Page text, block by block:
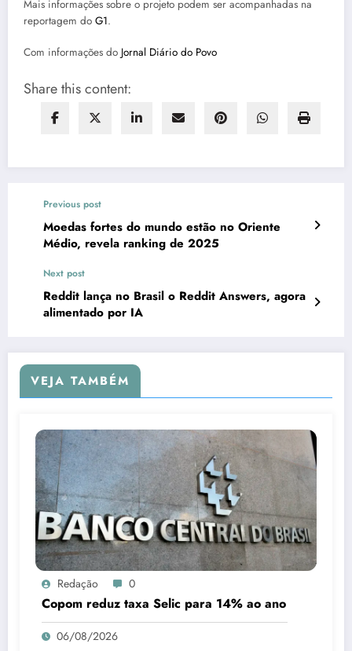
Mais informações sobre o projeto podem ser acompanhadas na
reportagem do G1.
Com informações do Jornal Diário do Povo
Share this content:
Previous post
Moedas fortes do mundo estão no Oriente
Médio, revela ranking de 2025
Next post
Reddit lança no Brasil o Reddit Answers, agora
alimentado por IA
VEJA TAMBÉM
Redação 0
Copom reduz taxa Selic para 14% ao ano
06/08/2026